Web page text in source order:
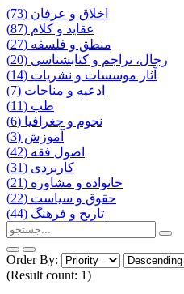
اخلاق و عرفان (73)
عقاید و كلام (87)
منطق و فلسفه (27)
رجال، تراجم و کتابشناسی (20)
آثار موسسات و نشریات (14)
ادعیه و مناجات (7)
طب (11)
نجوم و جغرافیا (6)
آموزش (3)
اصول فقه (42)
کاربردی (31)
خانواده و مشاوره (21)
حقوق و سیاست (22)
تاریخ و فرهنگ (44)
Order By:
(Result count: 1)